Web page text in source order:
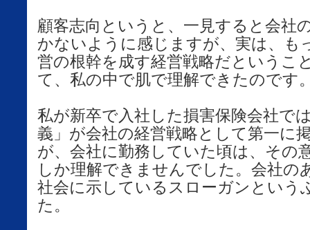
顧客志向というと、一見すると会社
かないように感じますが、実は、も
営の根幹を成す経営戦略だというこ
て、私の中で肌で理解できたのです
私が新卒で入社した損害保険会社で
義」が会社の経営戦略として第一に
が、会社に勤務していた頃は、その
しか理解できませんでした。会社の
社会に示しているスローガンという
た。